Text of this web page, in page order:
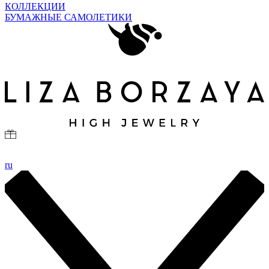
КОЛЛЕКЦИИ
БУМАЖНЫЕ САМОЛЕТИКИ
ru